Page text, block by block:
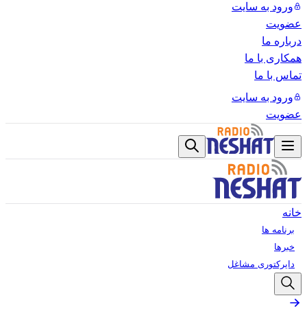
ورود به سایت
عضویت
درباره ما
همکاری با ما
تماس با ما
ورود به سایت
عضویت
خانه
برنامه ها
خبرها
دایرکتوری مشاغل